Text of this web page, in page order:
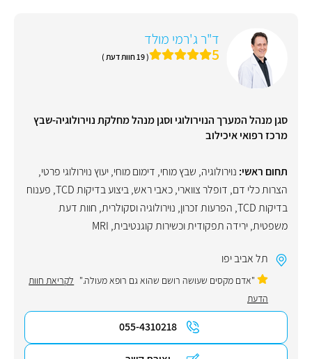
ד"ר ג'רמי מולד
5 ( 19 חוות דעת )
סגן מנהל המערך הנוירולוגי וסגן מנהל מחלקת נוירולוגיה-שבץ
מרכז רפואי איכילוב
תחום ראשי: נוירולוגיה, שבץ מוחי, דימום מוחי,יעוץ נוירולוגי פרטי,
הצרות כלי דם, דופלר צווארי,כאבי ראש,ביצוע בדיקות TCD , פענוח
בדיקות TCD
, הפרעות זכרון, נוירולוגיה וסקולרית, חוות דעת
משפטית,ירידה תפקודית וכשירות קוגנטיבית,
MRI
תל אביב יפו
"אדם מקסים שעושה רושם שהוא גם רופא מעולה." לקריאת חוות
הדעת
055-4310218